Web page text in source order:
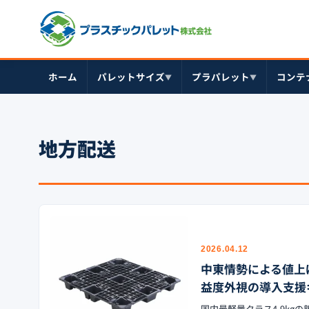
ホーム パレットサイズ▼ プラパレット▼ コンテ
地方配送
2026.04.12
中東情勢による値
益度外視の導入支